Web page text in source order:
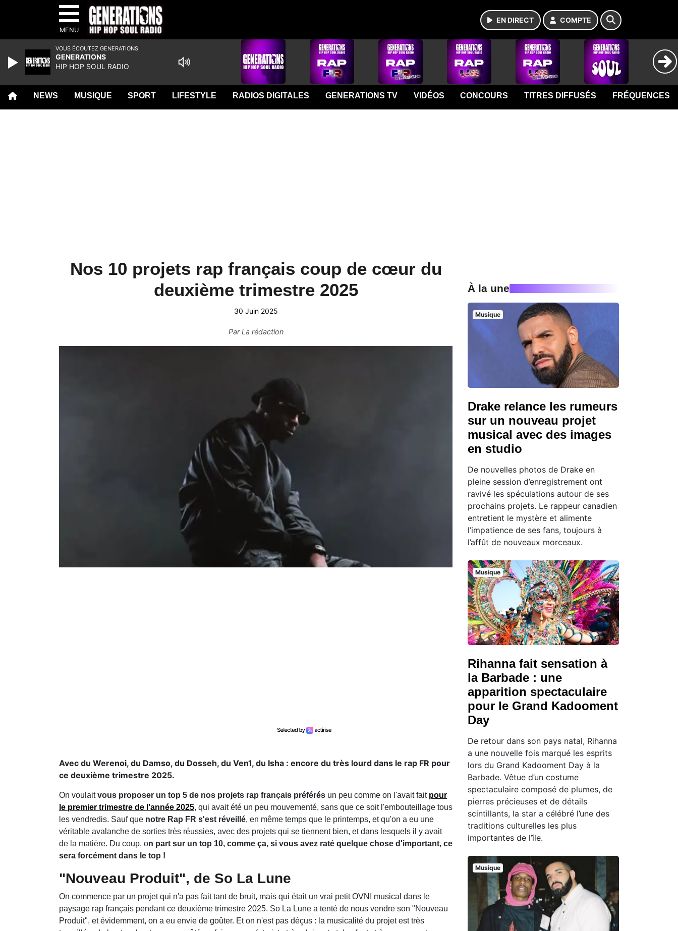
MENU
EN DIRECT COMPTE
NEWS MUSIQUE SPORT LIFESTYLE RADIOS DIGITALES GENERATIONS TV VIDÉOS CONCOURS TITRES DIFFUSÉS FRÉQUENCES
Nos 10 projets rap français coup de cœur du
deuxième trimestre 2025
30 Juin 2025
ParLa rédaction
Avec du Werenoi, du Damso, du Dosseh, du Ven1, du Isha : encore du très lourd dans le rap FR pour
ce deuxième trimestre 2025.
On voulaitvous proposer un top 5 de nos projets rap français préférés un peu comme on l'avait fait pour
le premier trimestre de l'année 2025, qui avait été un peu mouvementé, sans que ce soit l'embouteillage tous
les vendredis. Sauf que notre Rap FR s'est réveillé, en même temps que le printemps, et qu'on a eu une
véritable avalanche de sorties très réussies, avec des projets qui se tiennent bien, et dans lesquels il y avait
de la matière. Du coup, on part sur un top 10, comme ça, si vous avez raté quelque chose d'important, ce
sera forcément dans le top !
"Nouveau Produit", de So La Lune
On commence par un projet qui n'a pas fait tant de bruit, mais qui était un vrai petit OVNI musical dans le
paysage rap français pendant ce deuxième trimestre 2025. So La Lune a tenté de nous vendre son "Nouveau
Produit", et évidemment, on a eu envie de goûter. Et on n'est pas déçus : la musicalité du projet est très
À la une
Musique
Drake relance les rumeurs
sur un nouveau projet
musical avec des images
en studio
De nouvelles photos de Drake en
pleine session d’enregistrement ont
ravivé les spéculations autour de ses
prochains projets. Le rappeur canadien
entretient le mystère et alimente
l’impatience de ses fans, toujours à
l’affût de nouveaux morceaux.
Musique
Rihanna fait sensation à
la Barbade : une
apparition spectaculaire
pour le Grand Kadooment
Day
De retour dans son pays natal, Rihanna
a une nouvelle fois marqué les esprits
lors du Grand Kadooment Day à la
Barbade. Vêtue d’un costume
spectaculaire composé de plumes, de
pierres précieuses et de détails
scintillants, la star a célébré l’une des
traditions culturelles les plus
importantes de l’île.
Musique
VOUS ÉCOUTEZ GENERATIONS
GENERATIONS
HIP HOP SOUL RADIO